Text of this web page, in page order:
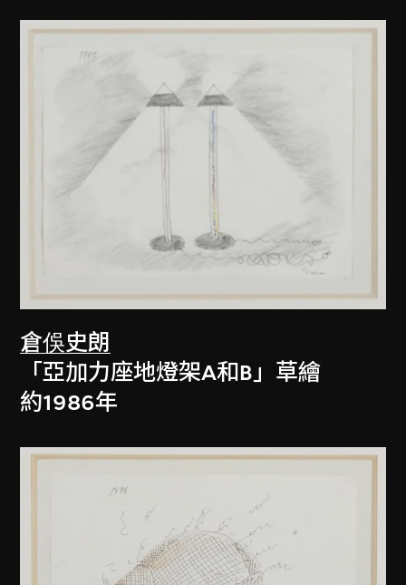
倉俁史朗
「亞加力座地燈架A和B」草繪
約1986年